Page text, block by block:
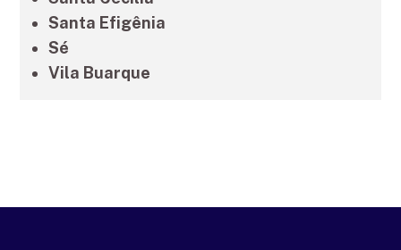
Santa Efigênia
Sé
Vila Buarque